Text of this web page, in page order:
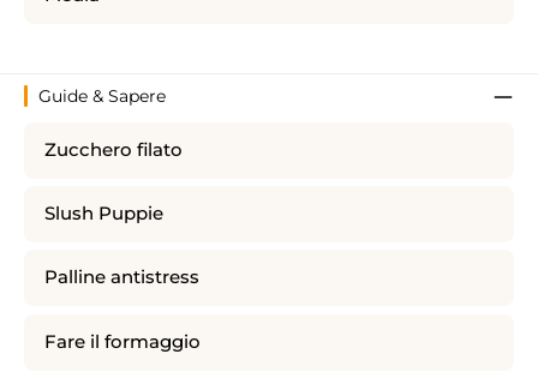
Guide & Sapere
Zucchero filato
Slush Puppie
Palline antistress
Fare il formaggio